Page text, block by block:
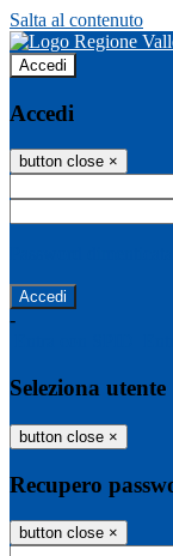
Salta al contenuto
Accedi
Accedi
button close ×
-
Seleziona utente
button close ×
Recupero
button close ×